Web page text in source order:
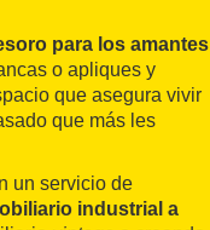
para los amantes
o apliques y
que asegura vivir
que más les
un servicio de
industrial a